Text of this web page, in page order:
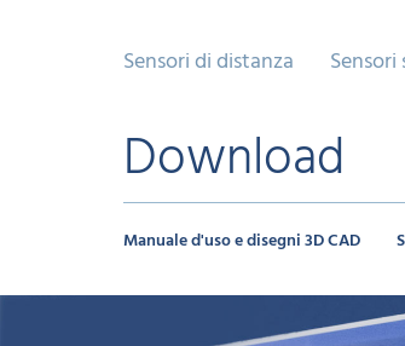
Sensori di distanza Sensori
Download
Manuale d'uso e disegni 3D CAD